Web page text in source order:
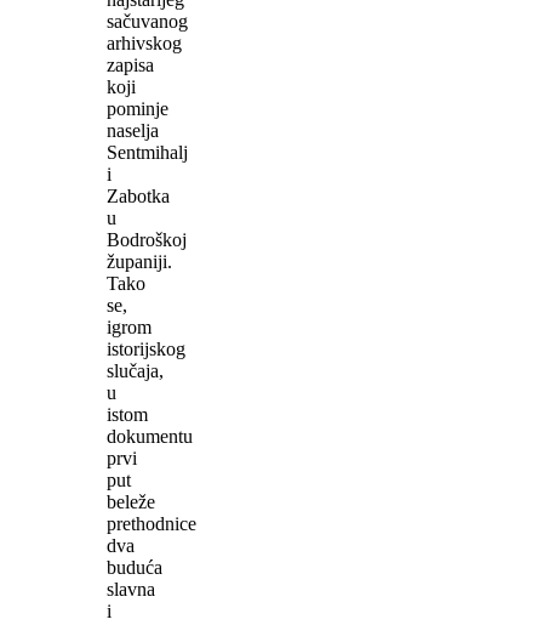
sačuvanog
arhivskog
zapisa
koji
pominje
naselja
Sentmihalj
i
Zabotka
u
Bodroškoj
županiji.
Tako
se,
igrom
istorijskog
slučaja,
u
istom
dokumentu
prvi
put
beleže
prethodnice
dva
buduća
slavna
i